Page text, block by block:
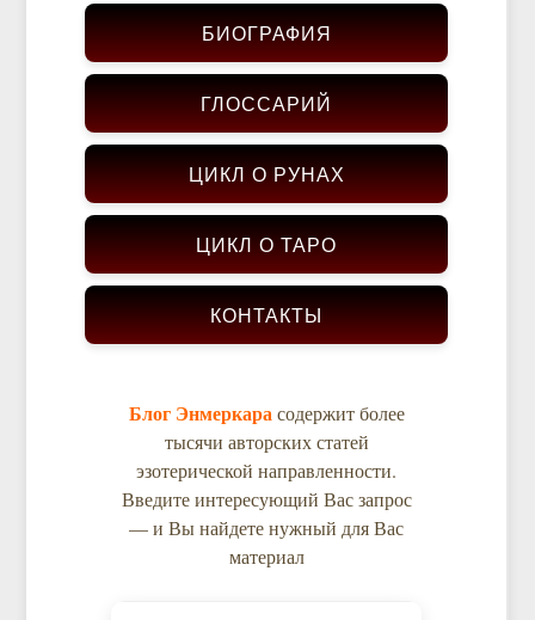
БИОГРАФИЯ
ГЛОССАРИЙ
ЦИКЛ О РУНАХ
ЦИКЛ О ТАРО
КОНТАКТЫ
Блог Энмеркарасодержит более
тысячи авторских статей
эзотерической направленности.
Введите интересующий Вас запрос
— и Вы найдете нужный для Вас
материал